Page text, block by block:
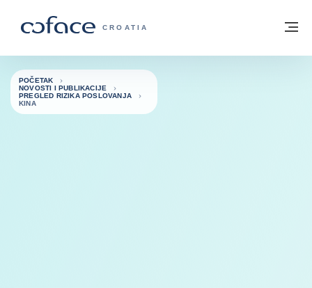
COFACE FOR TRADE - POČETNA
CROATIA
Povratak na početnu stranicu
POČETAK
NOVOSTI I PUBLIKACIJE
PREGLED RIZIKA POSLOVANJA
KINA